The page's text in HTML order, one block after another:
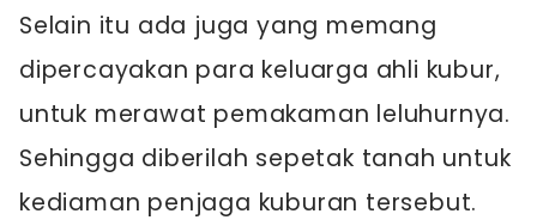
Selain itu ada juga yang memang
dipercayakan para keluarga ahli kubur,
untuk merawat pemakaman leluhurnya.
Sehingga diberilah sepetak tanah untuk
kediaman penjaga kuburan tersebut.